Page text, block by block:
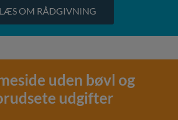
LÆS OM RÅDGIVNING
uden bøvl og
udgifter